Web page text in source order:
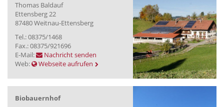
Thomas Baldauf
Ettensberg 22
87480 Weitnau-Ettensberg
Tel.: 08375/1468
Fax.: 08375/921696
E-Mail:
Nachricht senden
Web:
Webseite aufrufen
Biobauernhof